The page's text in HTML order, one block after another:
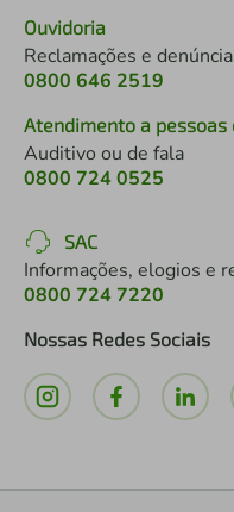
Ouvidoria
Reclamações e
0800 646 2519
Atendimento a pessoas
Auditivo ou de fala
0800 724 0525
SAC
Informações, elogios e
0800 724 7220
Nossas Redes Sociais